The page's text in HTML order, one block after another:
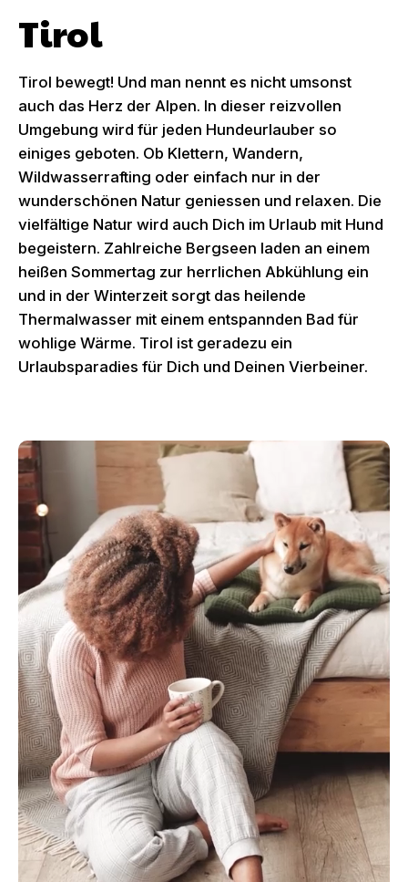
Tirol
Tirol bewegt! Und man nennt es nicht umsonst
auch das Herz der Alpen. In dieser reizvollen
Umgebung wird für jeden Hundeurlauber so
einiges geboten. Ob Klettern, Wandern,
Wildwasserrafting oder einfach nur in der
wunderschönen Natur geniessen und relaxen. Die
vielfältige Natur wird auch Dich im Urlaub mit Hund
begeistern. Zahlreiche Bergseen laden an einem
heißen Sommertag zur herrlichen Abkühlung ein
und in der Winterzeit sorgt das heilende
Thermalwasser mit einem entspannden Bad für
wohlige Wärme. Tirol ist geradezu ein
Urlaubsparadies für Dich und Deinen Vierbeiner.